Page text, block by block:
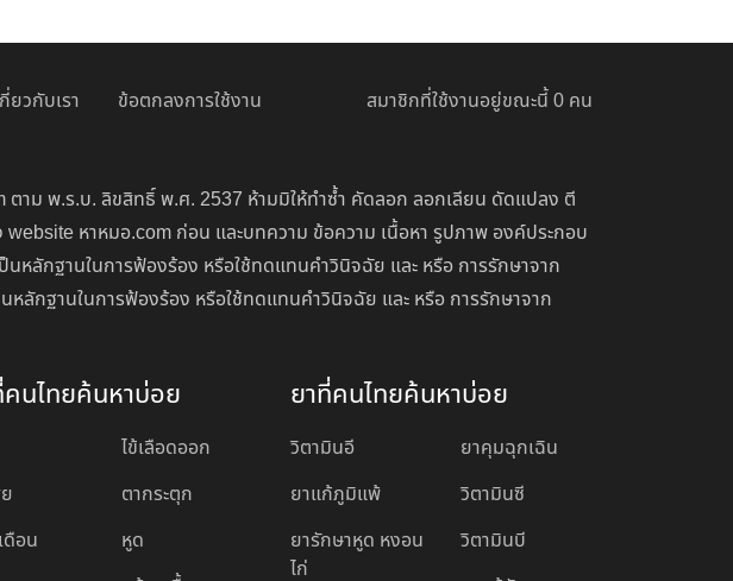
ยวกับเรา ข้อตกลงการใช้งาน สมาชิกที่ใช้งานอยู่ขณะนี้ 0 คน
ตาม พ.ร.บ. ลิขสิทธิ์ พ.ศ. 2537 ห้ามมิให้ทำซ้ำ คัดลอก ลอกเลียน ดัดแปลง ตี
หาหมอ.com ก่อน และบทความ ข้อความ เนื้อหา รูปภาพ องค์ประกอบ
หลักฐานในการฟ้องร้อง หรือใช้ทดแทนคำวินิจฉัย และ หรือ การรักษาจาก
หลักฐานในการฟ้องร้อง หรือใช้ทดแทนคำวินิจฉัย และ หรือ การรักษาจาก
คนไทยค้นหาบ่อย ยาที่คนไทยค้นหาบ่อย
ดือน
ไข้เลือดออก
ตากระตุก
หูด
วิตามินอี
ยาแก้ภูมิแพ้
ยารักษาหูด หงอน
ไก่
ยาคุมฉุกเฉิน
วิตามินซี
วิตามินบี